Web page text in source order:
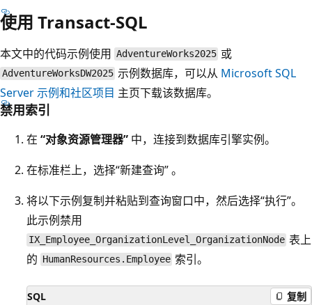
使用 Transact-SQL
本文中的代码示例使用 AdventureWorks2025 或
AdventureWorksDW2025 示例数据库，可以从 Microsoft SQL
Server 示例和社区项目 主页下载该数据库。
禁用索引
在 “对象资源管理器” 中，连接到数据库引擎实例。
在标准栏上，选择“新建查询” 。
将以下示例复制并粘贴到查询窗口中，然后选择“执行”。
此示例禁用
IX_Employee_OrganizationLevel_OrganizationNode 表上
的 HumanResources.Employee 索引。
SQL 复制